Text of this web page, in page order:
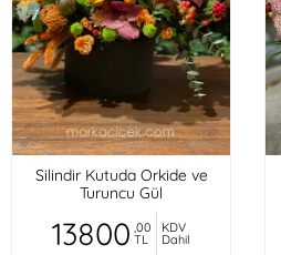
Silindir Kutuda Orkide ve
Turuncu Gül
13800 ,00
TL
KDV
Dahil